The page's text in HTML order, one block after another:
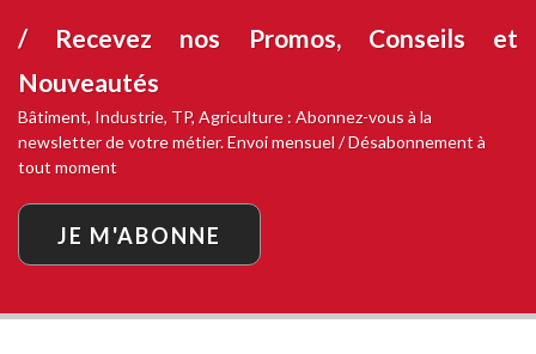
/ Recevez nos Promos, Conseils et
Nouveautés
Bâtiment, Industrie, TP, Agriculture : Abonnez-vous à la
newsletter de votre métier. Envoi mensuel / Désabonnement à
tout moment
JE M'ABONNE